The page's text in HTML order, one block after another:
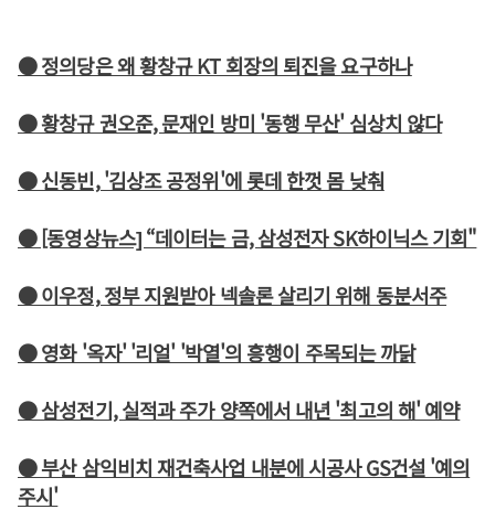
● 정의당은 왜 황창규 KT 회장의 퇴진을 요구하나
● 황창규 권오준, 문재인 방미 '동행 무산' 심상치 않다
● 신동빈, '김상조 공정위'에 롯데 한껏 몸 낮춰
● [동영상뉴스] “데이터는 금, 삼성전자 SK하이닉스 기회"
● 이우정, 정부 지원받아 넥솔론 살리기 위해 동분서주
● 영화 '옥자' '리얼' '박열'의 흥행이 주목되는 까닭
● 삼성전기, 실적과 주가 양쪽에서 내년 '최고의 해' 예약
● 부산 삼익비치 재건축사업 내분에 시공사 GS건설 '예의
주시'